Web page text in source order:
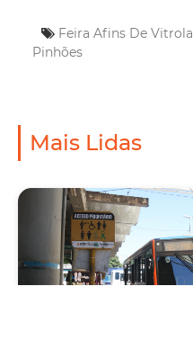
Feira Afins De Vitrola
Pinhões
Mais Lidas